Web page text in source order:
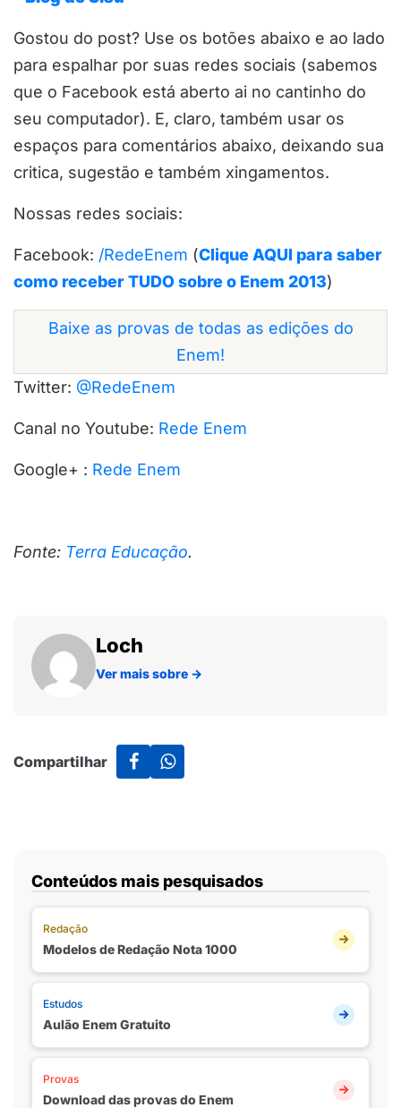
Gostou do post? Use os botões abaixo e ao lado
para espalhar por suas redes sociais (sabemos
que o Facebook está aberto ai no cantinho do
seu computador). E, claro, também usar os
espaços para comentários abaixo, deixando sua
critica, sugestão e também xingamentos.
Nossas redes sociais:
Facebook: /RedeEnem (Clique AQUI para saber
como receber TUDO sobre o Enem 2013)
Baixe as provas de todas as edições do
Enem!
Twitter: @RedeEnem
Canal no Youtube: Rede Enem
Google+ : Rede Enem
Fonte: Terra Educação.
Loch
Ver mais sobre →
Compartilhar
Conteúdos mais pesquisados
Redação
Modelos de Redação Nota 1000
Estudos
Aulão Enem Gratuito
Provas
Download das provas do Enem